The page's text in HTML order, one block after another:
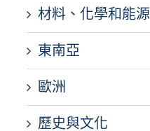
材料、化學和能源
東南亞
歐洲
歷史與文化